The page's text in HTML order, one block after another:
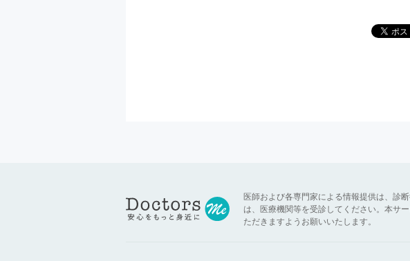
医師および各専門家による情報提供は、診
は、医療機関等を受診してください。本サ
ただきますようお願いいたします。